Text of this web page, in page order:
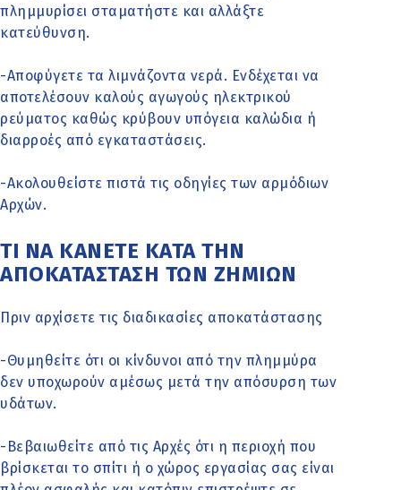
πλημμυρίσει σταματήστε και αλλάξτε
κατεύθυνση.
-Αποφύγετε τα λιμνάζοντα νερά. Ενδέχεται να
αποτελέσουν καλούς αγωγούς ηλεκτρικού
ρεύματος καθώς κρύβουν υπόγεια καλώδια ή
διαρροές από εγκαταστάσεις.
-Ακολουθείστε πιστά τις οδηγίες των αρμόδιων
Αρχών.
ΤΙ ΝΑ ΚΑΝΕΤΕ ΚΑΤΑ ΤΗΝ
ΑΠΟΚΑΤΑΣΤΑΣΗ ΤΩΝ ΖΗΜΙΩΝ
Πριν αρχίσετε τις διαδικασίες αποκατάστασης
-Θυμηθείτε ότι οι κίνδυνοι από την πλημμύρα
δεν υποχωρούν αμέσως μετά την απόσυρση των
υδάτων.
-Βεβαιωθείτε από τις Αρχές ότι η περιοχή που
βρίσκεται το σπίτι ή ο χώρος εργασίας σας είναι